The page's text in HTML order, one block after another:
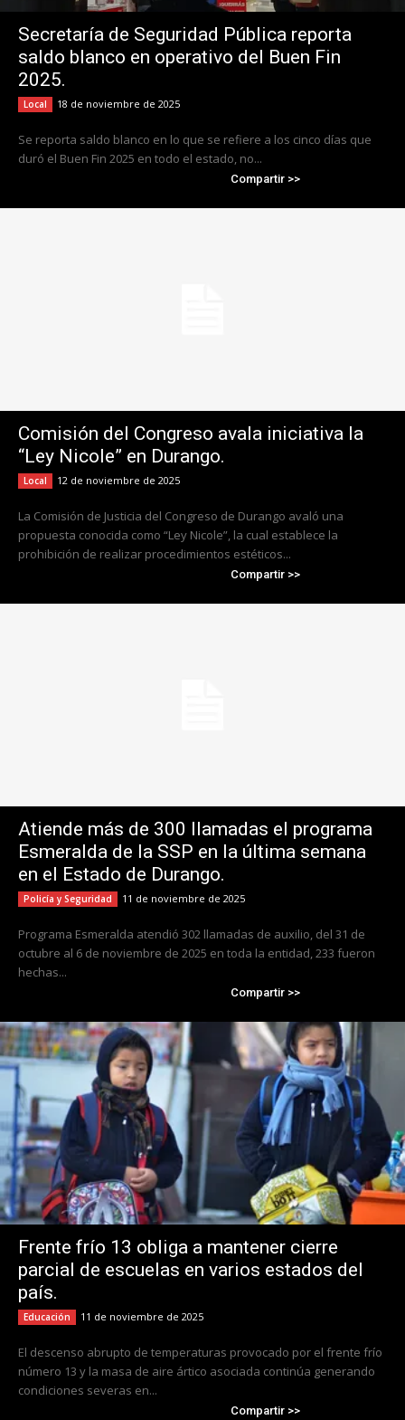
Secretaría de Seguridad Pública reporta
saldo blanco en operativo del Buen Fin
2025.
Local 18 de noviembre de 2025
Se reporta saldo blanco en lo que se refiere a los cinco días que
duró el Buen Fin 2025 en todo el estado, no...
Compartir >>
Comisión del Congreso avala iniciativa la
“Ley Nicole” en Durango.
Local 12 de noviembre de 2025
La Comisión de Justicia del Congreso de Durango avaló una
propuesta conocida como “Ley Nicole”, la cual establece la
prohibición de realizar procedimientos estéticos...
Compartir >>
Atiende más de 300 llamadas el programa
Esmeralda de la SSP en la última semana
en el Estado de Durango.
Policía y Seguridad 11 de noviembre de 2025
Programa Esmeralda atendió 302 llamadas de auxilio, del 31 de
octubre al 6 de noviembre de 2025 en toda la entidad, 233 fueron
hechas...
Compartir >>
Frente frío 13 obliga a mantener cierre
parcial de escuelas en varios estados del
país.
Educación 11 de noviembre de 2025
El descenso abrupto de temperaturas provocado por el frente frío
número 13 y la masa de aire ártico asociada continúa generando
condiciones severas en...
Compartir >>